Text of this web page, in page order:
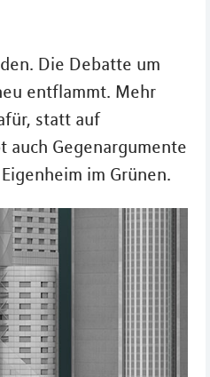
Die Debatte um
entflammt. Mehr
statt auf
auch Gegenargumente
im Grünen.